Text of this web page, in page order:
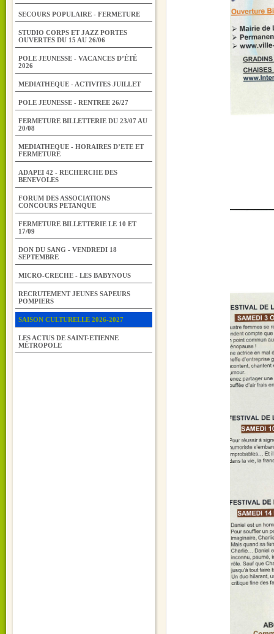
SECOURS POPULAIRE - FERMETURE
STUDIO CORPS ET JAZZ PORTES
OUVERTES DU 15 AU 26/06
POLE JEUNESSE - VACANCES D’ÉTÉ
2026
MEDIATHEQUE - ACTIVITES JUILLET
POLE JEUNESSE - RENTREE 26/27
FERMETURE BILLETTERIE DU 23/07 AU
20/08
MEDIATHEQUE - HORAIRES D’ETE ET
FERMETURE
ADAPEI 42 - RECHERCHE DES
BENEVOLES
FORUM DES ASSOCIATIONS
CONCOURS PETANQUE
FERMETURE BILLETTERIE LE 10 ET
17/09
DON DU SANG - VENDREDI 18
SEPTEMBRE
MICRO-CRECHE - LES BABYNOUS
RECRUTEMENT JEUNES SAPEURS
POMPIERS
SAISON CULTURELLE 2026-2027
LES ACTUS DE SAINT-ETIENNE
MÉTROPOLE